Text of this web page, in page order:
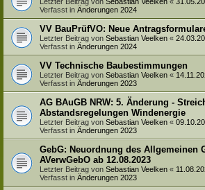
Verfasst in Änderungen 2024
VV BauPrüfVO: Neue
Letzter Beitrag von Sebastian Veelken «
Verfasst in Änderungen 2024
VV Technische Baubestimmungen
Letzter Beitrag von Sebastian Veelken «
Verfasst in Änderungen 2023
AG BAuGB NRW: 5. Änderung -
Abstandsregelungen Windenergie
Letzter Beitrag von Sebastian Veelken «
Verfasst in Änderungen 2023
GebG: Neuordnung des Allgemeinen
AVerwGebO ab 12.08.2023
Letzter Beitrag von Sebastian Veelken «
Verfasst in Änderungen 2023